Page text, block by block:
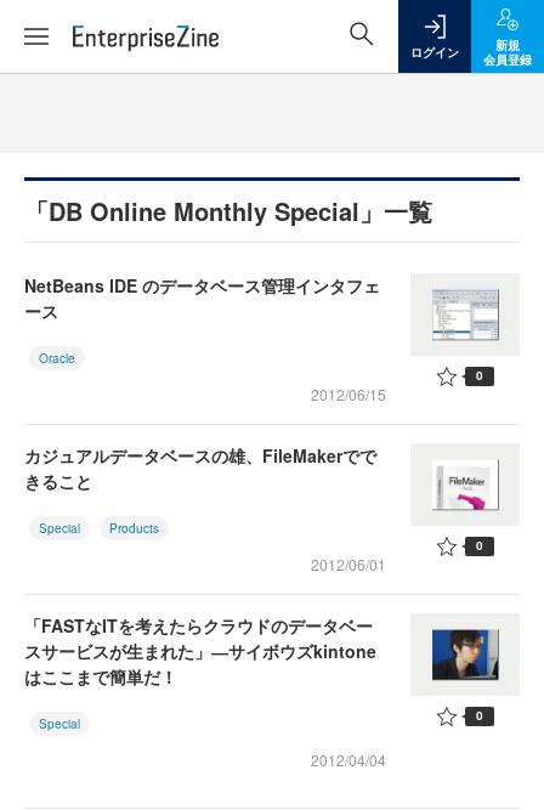
ログイン
新規
会員登録
「DB Online Monthly Special」一覧
NetBeans IDE のデータベース管理インタフェ
ース
Oracle
2012/06/15
0
カジュアルデータベースの雄、FileMakerでで
きること
Special Products
2012/06/01
0
「FASTなITを考えたらクラウドのデータベー
スサービスが生まれた」―サイボウズkintone
はここまで簡単だ！
Special
2012/04/04
0